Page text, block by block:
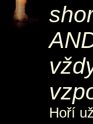
Hoří